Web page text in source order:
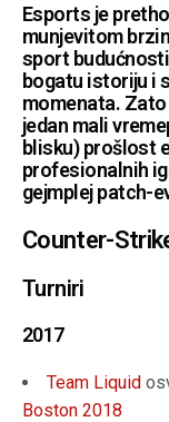
Esports je
munjevitom
sport
bogatu istoriju i
momenata.
jedan mali
blisku) prošlost
profesionalnih
gejmplej patch-
Counter-
Turniri
2017
Team Liquid
Boston 2018